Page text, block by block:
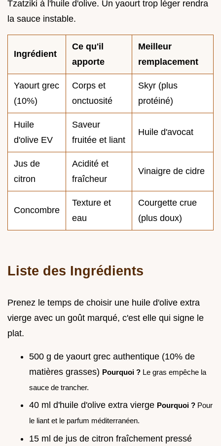
Tzatziki à l'huile d'olive. Un yaourt trop léger rendra
la sauce instable.
Ingrédient
Ce qu'il
apporte
Meilleur
remplacement
Yaourt grec
(10%)
Corps et
onctuosité
Skyr (plus
protéiné)
Huile
d'olive EV
Saveur
fruitée et liant
Huile d'avocat
Jus de
citron
Acidité et
fraîcheur
Vinaigre de cidre
Concombre
Texture et
eau
Courgette crue
(plus doux)
Liste des Ingrédients
Prenez le temps de choisir une huile d'olive extra
vierge avec un goût marqué, c'est elle qui signe le
plat.
500 g de yaourt grec authentique (10% de
matières grasses) Pourquoi ? Le gras empêche la
sauce de trancher.
40 ml d'huile d'olive extra vierge Pourquoi ? Pour
le liant et le parfum méditerranéen.
15 ml de jus de citron fraîchement pressé